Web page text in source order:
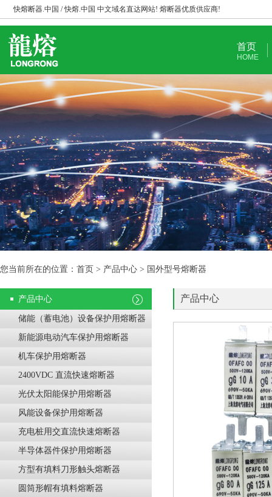
快熔断器.中国 / 快熔.中国 中文域名直达网站! 熔断器优质供应商!
首页
HOME
您当前所在的位置：首页 > 产品中心 > 国外型号熔断器
产品中心
储能（蓄电池）设备保护用熔断器
新能源电动汽车保护用熔断器
机车保护用熔断器
2400VDC 直流快速熔断器
光伏太阳能保护用熔断器
风能设备保护用熔断器
充电桩用交直流快速熔断器
半导体器件保护用熔断器
方型有填料刀形触头熔断器
圆筒形帽有填料熔断器
产品中心